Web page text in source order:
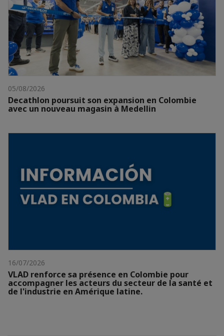
05/08/2026
Decathlon poursuit son expansion en Colombie
avec un nouveau magasin à Medellin
16/07/2026
VLAD renforce sa présence en Colombie pour
accompagner les acteurs du secteur de la santé et
de l'industrie en Amérique latine.